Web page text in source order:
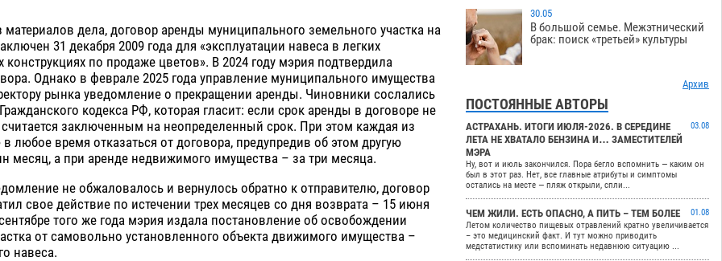
материалов дела, договор аренды муниципального земельного участка на
31 декабря 2009 года для «эксплуатации навеса в легких
конструкциях по продаже цветов». В 2024 году мэрия подтвердила
Однако в феврале 2025 года управление муниципального имущества
рынка уведомление о прекращении аренды. Чиновники сослались
кодекса РФ, которая гласит: если срок аренды в договоре не
заключенным на неопределенный срок. При этом каждая из
любое время отказаться от договора, предупредив об этом другую
месяц, а при аренде недвижимого имущества – за три месяца.
не обжаловалось и вернулось обратно к отправителю, договор
свое действие по истечении трех месяцев со дня возврата – 15 июня
того же года мэрия издала постановление об освобождении
от самовольно установленного объекта движимого имущества –
навеса.
30.05
В большой семье. Межэтнический
брак: поиск «третьей» культуры
Архив
ПОСТОЯННЫЕ АВТОРЫ
АСТРАХАНЬ. ИТОГИ ИЮЛЯ-2026. В СЕРЕДИНЕ
ЛЕТА НЕ ХВАТАЛО БЕНЗИНА И… ЗАМЕСТИТЕЛЕЙ
МЭРА
03.08
Ну, вот и июль закончился. Пора бегло вспомнить — каким он
был в этот раз. Нет, все главные атрибуты и симптомы
остались на месте — пляж открыли, спли...
ЧЕМ ЖИЛИ. ЕСТЬ ОПАСНО, А ПИТЬ – ТЕМ БОЛЕЕ
01.08
Летом количество пищевых отравлений кратно увеличивается
– это медицинский факт. И тут можно приводить
медстатистику или вспоминать недавнюю ситуацию ...